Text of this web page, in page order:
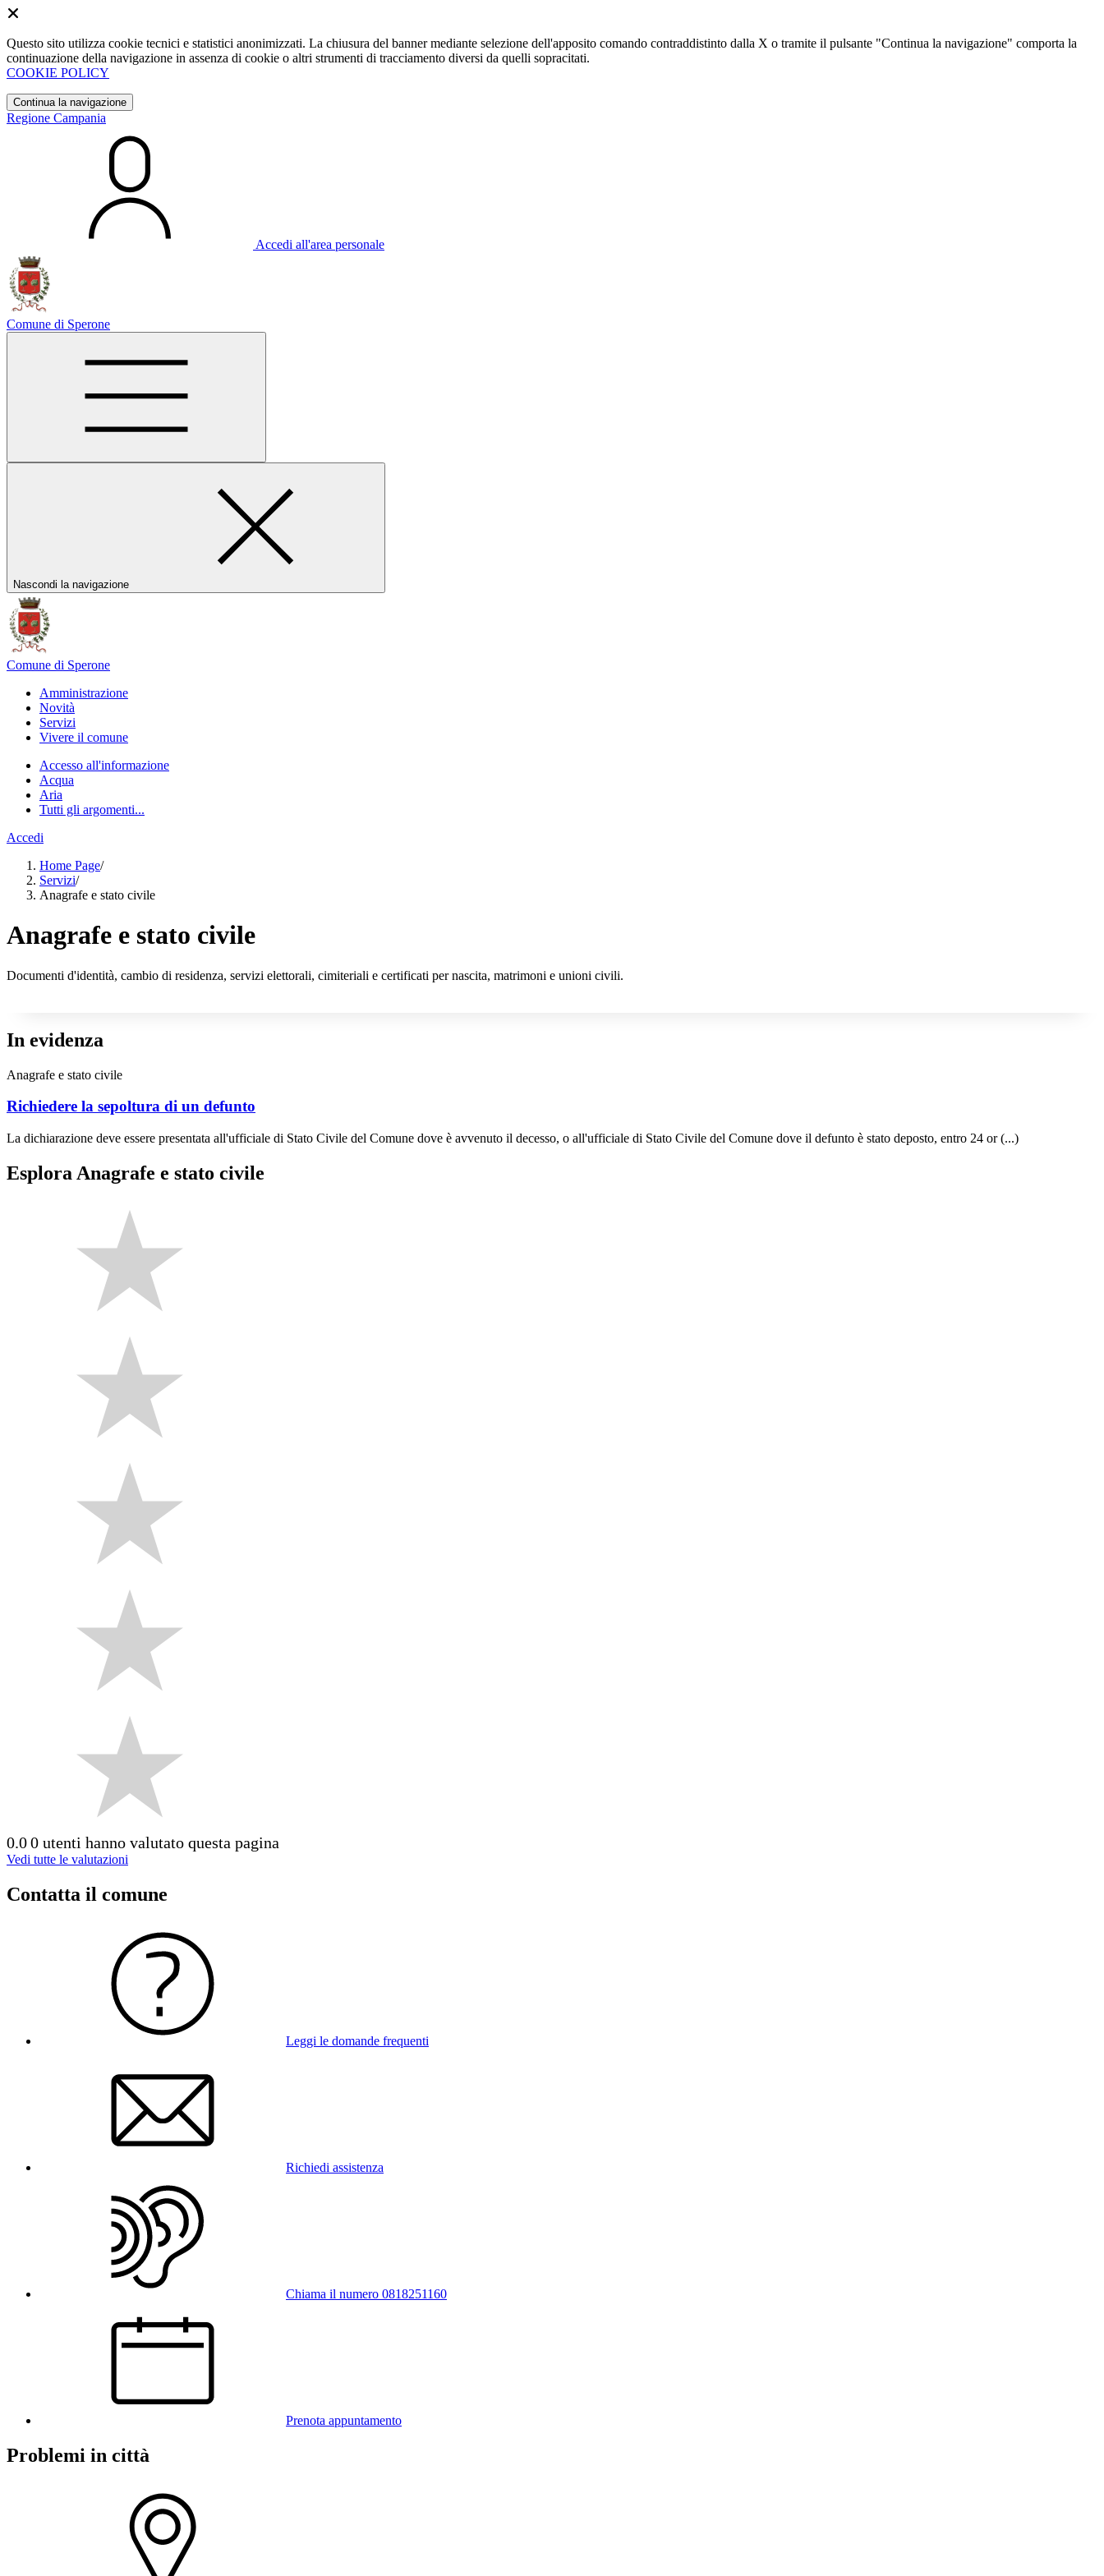
Questo sito utilizza cookie tecnici e statistici anonimizzati. La chiusura del banner mediante selezione dell'apposito comando contraddistinto dalla X o tramite il pulsante "Continua la navigazione" comporta la
continuazione della navigazione in assenza di cookie o altri strumenti di tracciamento diversi da quelli sopracitati.
COOKIE POLICY
Continua la navigazione
Regione Campania
Accedi all'area personale
Comune di Sperone
Nascondi la navigazione
Comune di Sperone
Amministrazione
Novità
Servizi
Vivere il comune
Accesso all'informazione
Acqua
Aria
Tutti gli argomenti...
Accedi
Home Page/
Servizi/
Anagrafe e stato civile
Anagrafe e stato civile
Documenti d'identità, cambio di residenza, servizi elettorali, cimiteriali e certificati per nascita, matrimoni e unioni civili.
In evidenza
Anagrafe e stato civile
Richiedere la sepoltura di un defunto
La dichiarazione deve essere presentata all'ufficiale di Stato Civile del Comune dove è avvenuto il decesso, o all'ufficiale di Stato Civile del Comune dove il defunto è stato deposto, entro 24 or (...)
Esplora Anagrafe e stato civile
0.00 utenti hanno valutato questa pagina
Vedi tutte le valutazioni
Contatta il comune
Leggi le domande frequenti
Richiedi assistenza
Chiama il numero 0818251160
Prenota appuntamento
Problemi in città